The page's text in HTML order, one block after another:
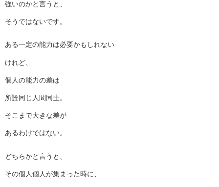
強いのかと言うと、
そうではないです。
ある一定の能力は必要かもしれない
けれど、
個人の能力の差は
所詮同じ人間同士。
そこまで大きな差が
あるわけではない。
どちらかと言うと、
その個人個人が集まった時に、